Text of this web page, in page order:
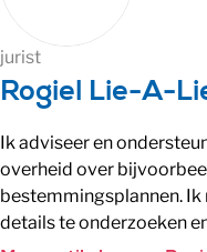
jurist
Rogiel Lie-A-
Ik adviseer en
overheid over
bestemmingsplannen. Ik
details te onderzoeken